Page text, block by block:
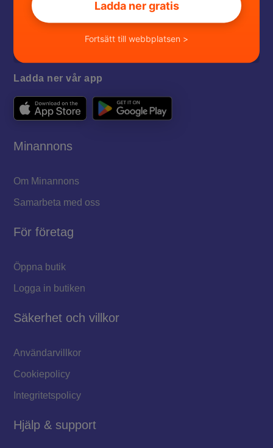
Ladda ner gratis
Fortsätt till webbplatsen >
Ladda ner vår app
Minannons
Om Minannons
Samarbeta med oss
För företag
Öppna butik
Logga in butiken
Säkerhet och villkor
Användarvillkor
Cookiepolicy
Integritetspolicy
Hjälp & support